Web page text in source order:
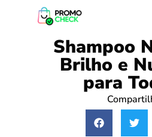
Shampoo
Brilho e
para